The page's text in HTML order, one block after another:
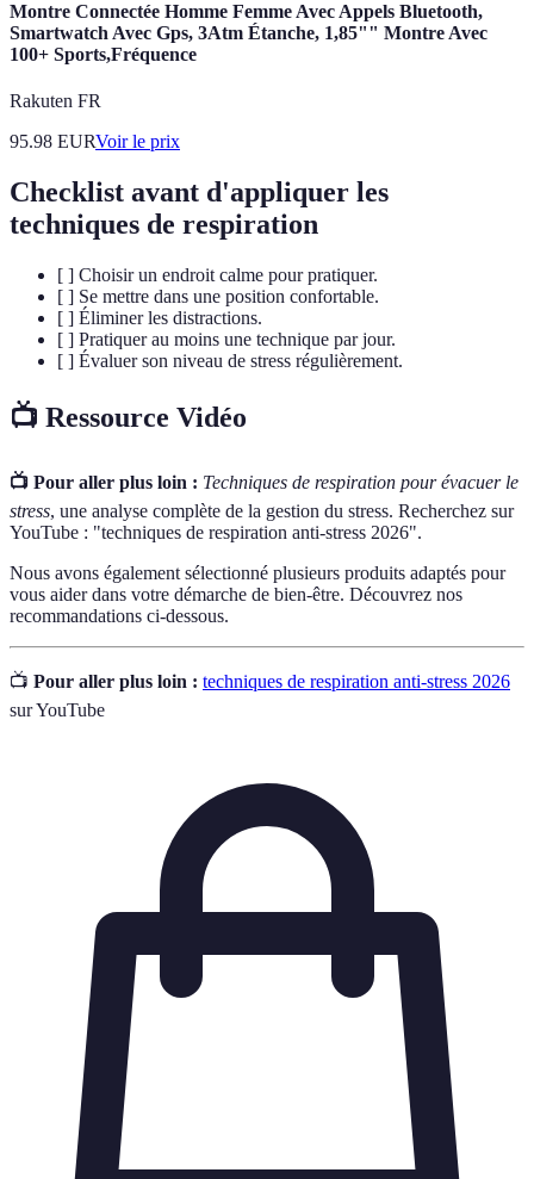
Montre Connectée Homme Femme Avec Appels Bluetooth,
Smartwatch Avec Gps, 3Atm Étanche, 1,85"" Montre Avec
100+ Sports,Fréquence
Rakuten FR
95.98 EURVoir le prix
Checklist avant d'appliquer les
techniques de respiration
[ ] Choisir un endroit calme pour pratiquer.
[ ] Se mettre dans une position confortable.
[ ] Éliminer les distractions.
[ ] Pratiquer au moins une technique par jour.
[ ] Évaluer son niveau de stress régulièrement.
📺 Ressource Vidéo
📺 Pour aller plus loin : Techniques de respiration pour évacuer le
stress, une analyse complète de la gestion du stress. Recherchez sur
YouTube : "techniques de respiration anti-stress 2026".
Nous avons également sélectionné plusieurs produits adaptés pour
vous aider dans votre démarche de bien-être. Découvrez nos
recommandations ci-dessous.
📺 Pour aller plus loin : techniques de respiration anti-stress 2026
sur YouTube